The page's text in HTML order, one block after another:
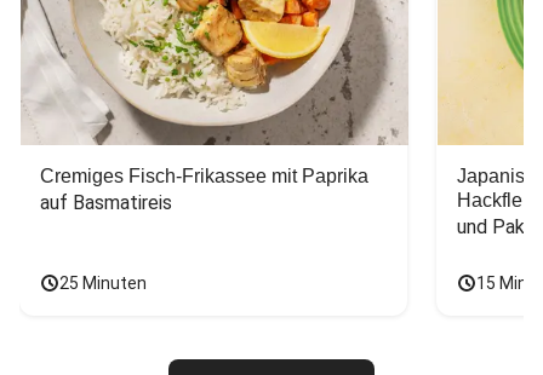
Cremiges Fisch-Frikassee mit Paprika
auf Basmatireis
25 Minuten
und Pak
15